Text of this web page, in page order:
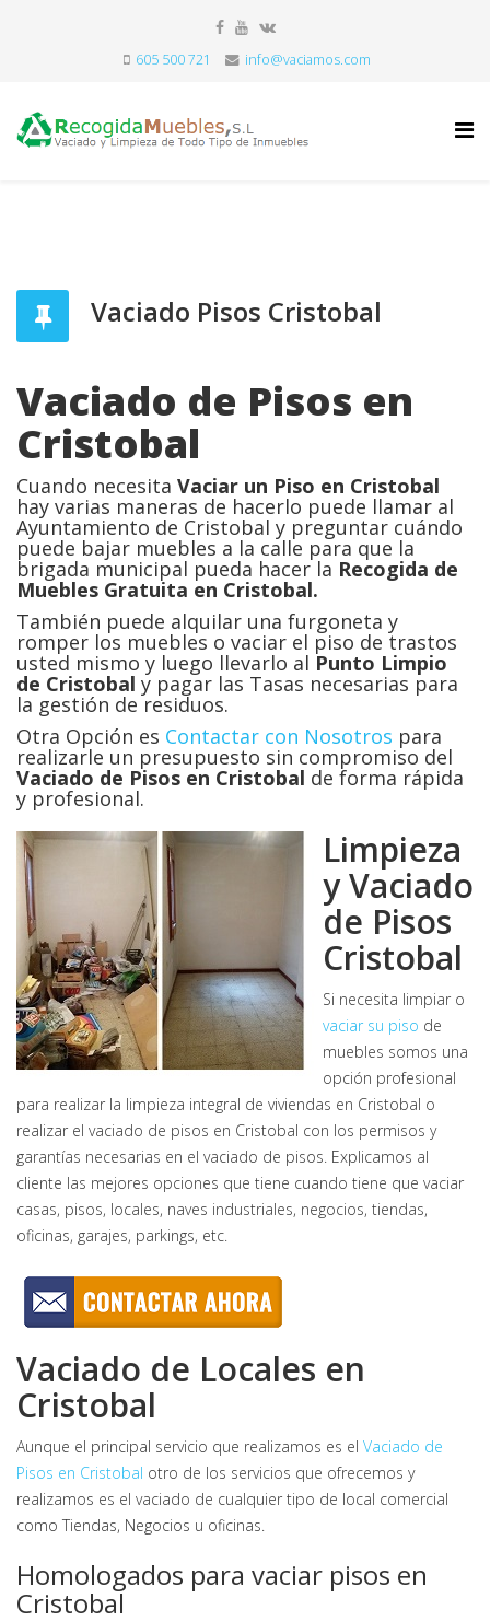
605 500 721 info@vaciamos.com
Vaciado Pisos Cristobal
Vaciado de Pisos en
Cristobal
Cuando necesita Vaciar un Piso en Cristobal
hay varias maneras de hacerlo puede llamar al
Ayuntamiento de Cristobal y preguntar cuándo
puede bajar muebles a la calle para que la
brigada municipal pueda hacer la Recogida de
Muebles Gratuita en Cristobal.
También puede alquilar una furgoneta y
romper los muebles o vaciar el piso de trastos
usted mismo y luego llevarlo al Punto Limpio
de Cristobal y pagar las Tasas necesarias para
la gestión de residuos.
Otra Opción es Contactar con Nosotros para
realizarle un presupuesto sin compromiso del
Vaciado de Pisos en Cristobal de forma rápida
y profesional.
Limpieza
y Vaciado
de Pisos
Cristobal
Si necesita limpiar o
vaciar su piso de
muebles somos una
opción profesional
para realizar la limpieza integral de viviendas en Cristobal o
realizar el vaciado de pisos en Cristobal con los permisos y
garantías necesarias en el vaciado de pisos. Explicamos al
cliente las mejores opciones que tiene cuando tiene que vaciar
casas, pisos, locales, naves industriales, negocios, tiendas,
oficinas, garajes, parkings, etc.
Vaciado de Locales en
Cristobal
Aunque el principal servicio que realizamos es el Vaciado de
Pisos en Cristobal otro de los servicios que ofrecemos y
realizamos es el vaciado de cualquier tipo de local comercial
como Tiendas, Negocios u oficinas.
Homologados para vaciar pisos en
Cristobal